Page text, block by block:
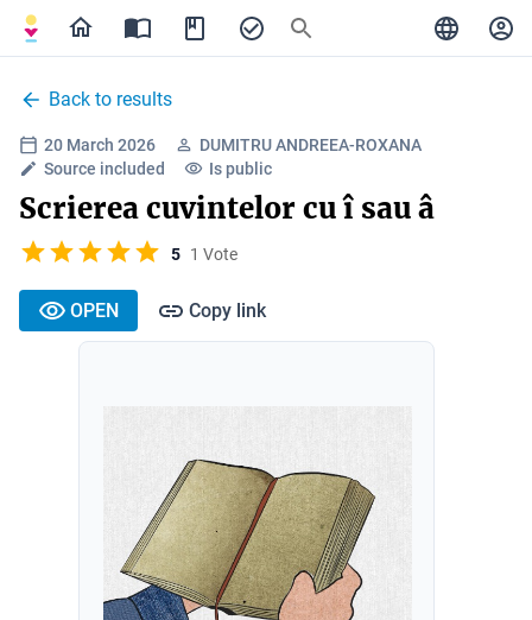
Back to results
20 March 2026
DUMITRU ANDREEA-ROXANA
Source included
Is public
Scrierea cuvintelor cu î sau â
5 1 Vote
OPEN Copy link